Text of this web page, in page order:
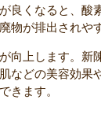
良くなると、酸
物が排出されや
向上します。新
などの美容効果
きます。